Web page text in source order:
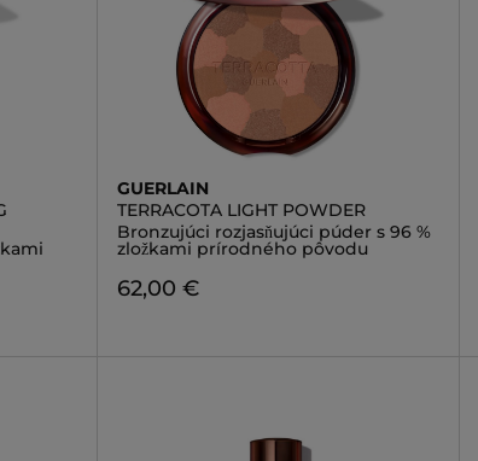
GUERLAIN
TERRACOTA LIGHT POWDER
Bronzujúci rozjasňujúci púder s 96 %
zložkami prírodného pôvodu
62,00 €